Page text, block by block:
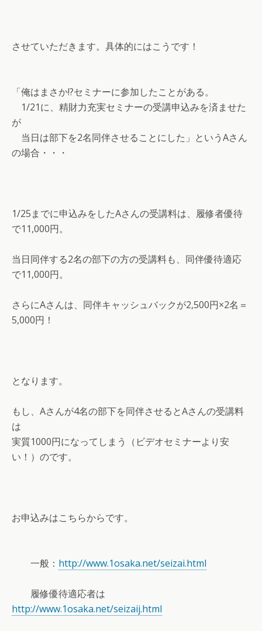
させていただきます。具体的にはこうです！
「俺はまさか!?セミナーに参加したことがある。
1/21に、精財力充実セミナーの受講申込みを済ませた
が
当日は部下を2名同伴させることにした」というAさん
の場合・・・
1/25までに申込みをしたAさんの受講料は、履修者優待
で11,000円。
当日同伴する2名の部下の方の受講料も、同伴優待適応
で11,000円。
さらにAさんは、同伴キャッシュバックが2,500円×2名＝
5,000円！
となります。
もし、Aさんが4名の部下を同伴させるとAさんの受講料
は
実質1000円になってしまう（ビデオセミナーより安
い！）のです。
お申込みはこちらからです。
一般： http://www.1osaka.net/seizai.html
履修優待適応者は
http://www.1osaka.net/seizaij.html